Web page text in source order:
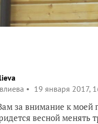
19 января 2017,
за внимание к моей
весной менять